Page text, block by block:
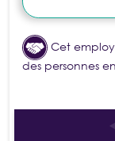
Cet
des personnes